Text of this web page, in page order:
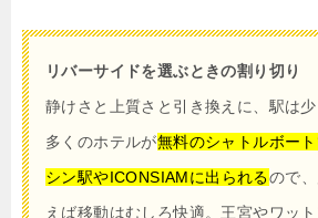
リバーサイドを選ぶときの割り切り
静けさと上質さと引き換えに、駅は
多くのホテルが無料のシャトルボー
シン駅やICONSIAMに出られるので
えば移動はむしろ快適。王宮やワッ